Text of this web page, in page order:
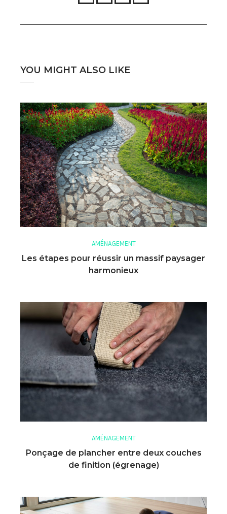
YOU MIGHT ALSO LIKE
AMÉNAGEMENT
Les étapes pour réussir un massif paysager
harmonieux
AMÉNAGEMENT
Ponçage de plancher entre deux couches
de finition (égrenage)